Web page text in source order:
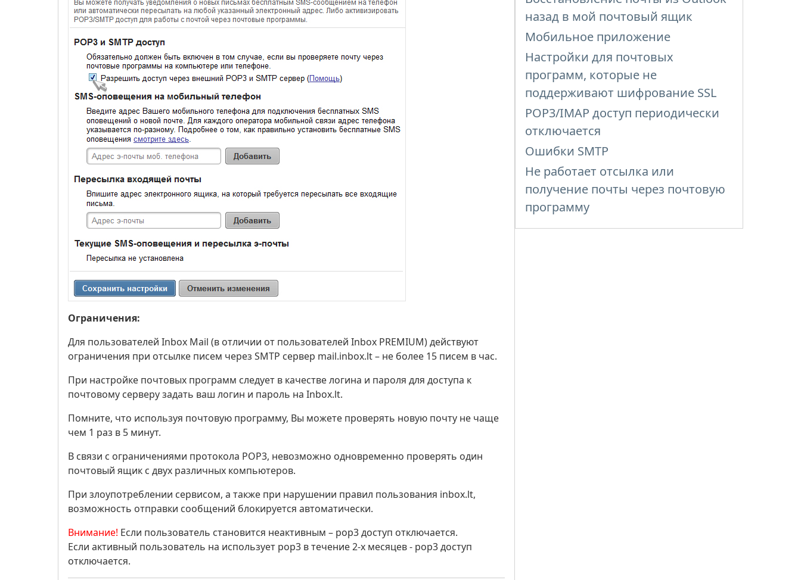
Ограничения:
Для пользователей Inbox Mail (в отличии от пользователей Inbox PREMIUM) действуют
ограничения при отсылке писем через SMTP сервер mail.inbox.lt – не более 15 писем в час.
При настройке почтовых программ следует в качестве логина и пароля для доступа к
почтовому серверу задать ваш логин и пароль на Inbox.lt.
Помните, что используя почтовую программу, Вы можете проверять новую почту не чаще
чем 1 раз в 5 минут.
В связи с ограничениями протокола POP3, невозможно одновременно проверять один
почтовый ящик с двух различных компьютеров.
При злоупотреблении сервисом, а также при нарушении правил пользования inbox.lt,
возможность отправки сообщений блокируется автоматически.
Внимание! Если пользователь становится неактивным – pop3 доступ отключается.
Если активный пользователь на использует pop3 в течение 2-х месяцев - pop3 доступ
отключается.
назад в мой почтовый ящик
Мобильное приложение
Настройки для почтовых
программ, которые не
поддерживают шифрование SSL
POP3/IMAP доступ периодически
отключается
Ошибки SMTP
Не работает отсылка или
получение почты через почтовую
программу